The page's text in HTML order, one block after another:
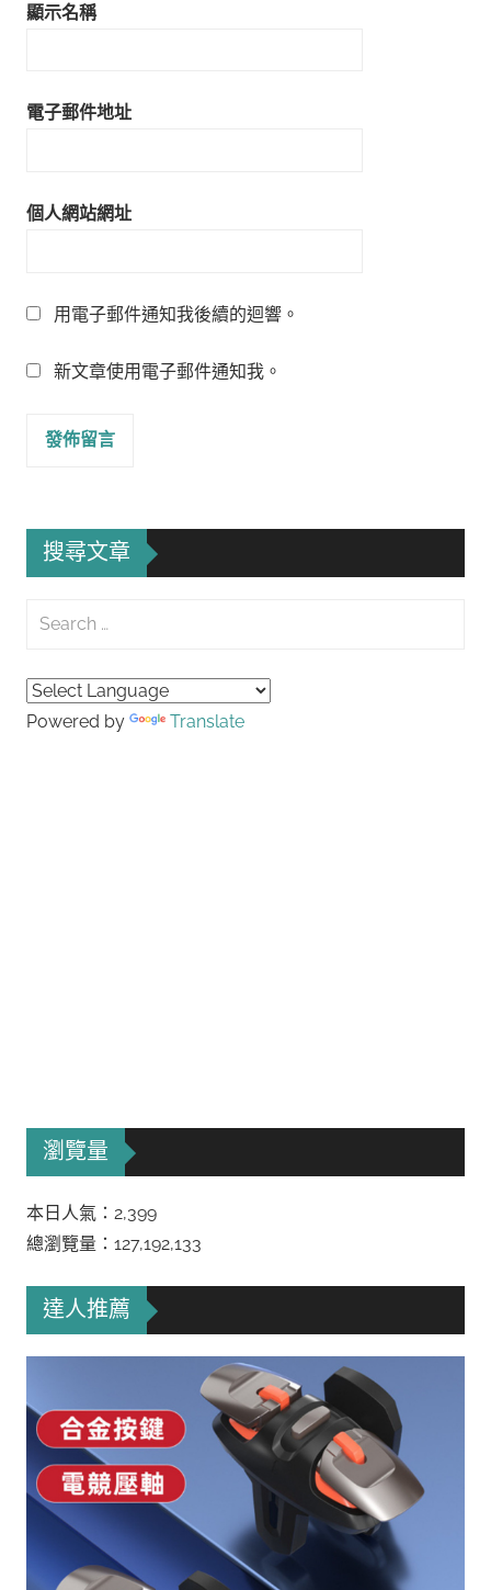
顯示名稱
電子郵件地址
個人網站網址
用電子郵件通知我後續的迴響。
新文章使用電子郵件通知我。
搜尋文章
Search
Powered by Translate
瀏覽量
本日人氣：2,399
總瀏覽量：127,192,133
達人推薦